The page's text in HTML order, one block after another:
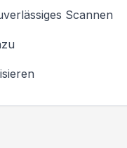
Scannen